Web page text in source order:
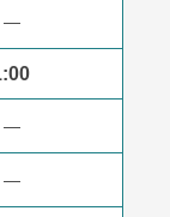
—
—
—